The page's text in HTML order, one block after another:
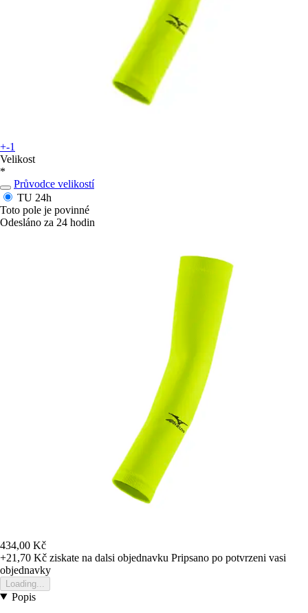
+-1
Velikost
*
Průvodce velikostí
TU 24h
Toto pole je povinné
Odesláno za 24 hodin
434,00 Kč
+21,70 Kč ziskate na dalsi objednavku Pripsano po potvrzeni vasi
objednavky
Loading...
Popis